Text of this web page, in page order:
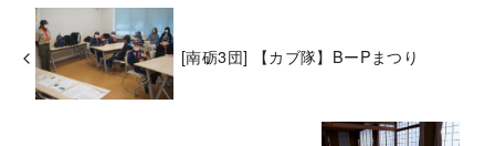
[南砺3団] 【カブ隊】BーPまつり